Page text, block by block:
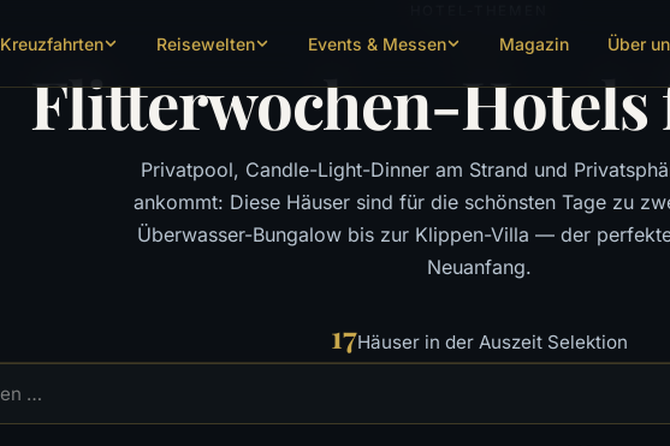
Kreuzfahrten Reisewelten Events & Messen Magazin Über
Flitterwochen-Hotels
Privatpool, Candle-Light-Dinner am Strand und
ankommt: Diese Häuser sind für die schönsten Tage zu
Überwasser-Bungalow bis zur Klippen-Villa — der
Neuanfang.
17Häuser in der Auszeit Selektion